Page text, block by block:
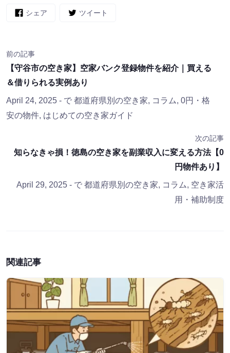
シェア ツイート
前の記事
【守谷市の空き家】空家バンク登録物件を紹介｜買える
＆借りられる実例あり
April 24, 2025 - で 都道府県別の空き家, コラム, 0円・格
安の物件, はじめての空き家ガイド
次の記事
知らなきゃ損！徳島の空き家を副業収入に変える方法【0
円物件あり】
April 29, 2025 - で 都道府県別の空き家, コラム, 空き家活
用・補助制度
関連記事